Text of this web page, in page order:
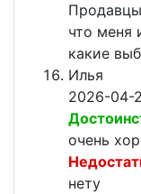
что меня
какие
Илья
2026-04-
очень
нету